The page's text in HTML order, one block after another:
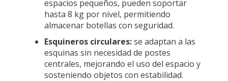
espacios pequeños, pueden soportar
hasta 8 kg por nivel, permitiendo
almacenar botellas con seguridad.
Esquineros circulares:se adaptan a las
esquinas sin necesidad de postes
centrales, mejorando el uso del espacio y
sosteniendo objetos con estabilidad.